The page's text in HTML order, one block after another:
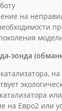
на
зонда
на Евро2 или